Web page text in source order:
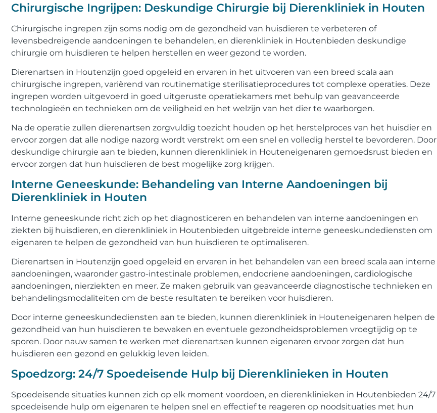
Chirurgische Ingrijpen: Deskundige Chirurgie bij Dierenkliniek in Houten
Chirurgische ingrepen zijn soms nodig om de gezondheid van huisdieren te verbeteren of
levensbedreigende aandoeningen te behandelen, en dierenkliniek in Houtenbieden deskundige
chirurgie om huisdieren te helpen herstellen en weer gezond te worden.
Dierenartsen in Houtenzijn goed opgeleid en ervaren in het uitvoeren van een breed scala aan
chirurgische ingrepen, variërend van routinematige sterilisatieprocedures tot complexe operaties. Deze
ingrepen worden uitgevoerd in goed uitgeruste operatiekamers met behulp van geavanceerde
technologieën en technieken om de veiligheid en het welzijn van het dier te waarborgen.
Na de operatie zullen dierenartsen zorgvuldig toezicht houden op het herstelproces van het huisdier en
ervoor zorgen dat alle nodige nazorg wordt verstrekt om een snel en volledig herstel te bevorderen. Door
deskundige chirurgie aan te bieden, kunnen dierenkliniek in Houteneigenaren gemoedsrust bieden en
ervoor zorgen dat hun huisdieren de best mogelijke zorg krijgen.
Interne Geneeskunde: Behandeling van Interne Aandoeningen bij
Dierenkliniek in Houten
Interne geneeskunde richt zich op het diagnosticeren en behandelen van interne aandoeningen en
ziekten bij huisdieren, en dierenkliniek in Houtenbieden uitgebreide interne geneeskundediensten om
eigenaren te helpen de gezondheid van hun huisdieren te optimaliseren.
Dierenartsen in Houtenzijn goed opgeleid en ervaren in het behandelen van een breed scala aan interne
aandoeningen, waaronder gastro-intestinale problemen, endocriene aandoeningen, cardiologische
aandoeningen, nierziekten en meer. Ze maken gebruik van geavanceerde diagnostische technieken en
behandelingsmodaliteiten om de beste resultaten te bereiken voor huisdieren.
Door interne geneeskundediensten aan te bieden, kunnen dierenkliniek in Houteneigenaren helpen de
gezondheid van hun huisdieren te bewaken en eventuele gezondheidsproblemen vroegtijdig op te
sporen. Door nauw samen te werken met dierenartsen kunnen eigenaren ervoor zorgen dat hun
huisdieren een gezond en gelukkig leven leiden.
Spoedzorg: 24/7 Spoedeisende Hulp bij Dierenklinieken in Houten
Spoedeisende situaties kunnen zich op elk moment voordoen, en dierenklinieken in Houtenbieden 24/7
spoedeisende hulp om eigenaren te helpen snel en effectief te reageren op noodsituaties met hun